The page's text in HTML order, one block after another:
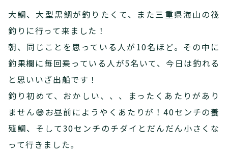
大鯛、大型黒鯛が釣りたくて、また三重県海山の筏
釣りに行って来ました！
朝、同じことを思っている人が10名ほど。その中に
釣果欄に毎回乗っている人が5名いて、今日は釣れる
と思いいざ出船です！
釣り初めて、おかしい、、、まったくあたりがあり
ません😅お昼前にようやくあたりが！40センチの養
殖鯛、そして30センチのチダイとだんだん小さくな
って行きました。